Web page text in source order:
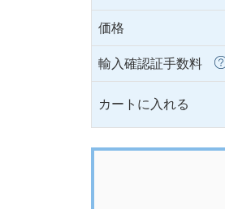
価格
輸入確認証手数料
カートに入れる